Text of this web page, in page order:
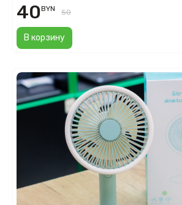
В корзину
40BYN 50